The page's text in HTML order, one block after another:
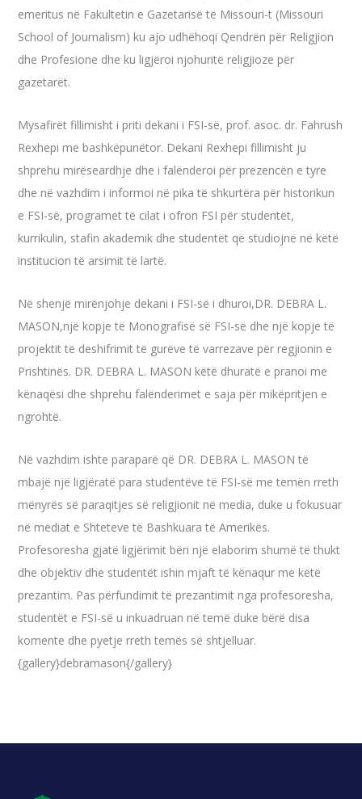
emeritus në Fakultetin e Gazetarisë të Missouri-t (Missouri
School of Journalism) ku ajo udhëhoqi Qendrën për Religjion
dhe Profesione dhe ku ligjëroi njohuritë religjioze për
gazetarët.
Mysafirët fillimisht i priti dekani i FSI-së, prof. asoc. dr. Fahrush
Rexhepi me bashkëpunëtor. Dekani Rexhepi fillimisht ju
shprehu mirëseardhje dhe i falënderoi për prezencën e tyre
dhe në vazhdim i informoi në pika të shkurtëra për historikun
e FSI-së, programet të cilat i ofron FSI për studentët,
kurrikulin, stafin akademik dhe studentët që studiojnë në këtë
institucion të arsimit të lartë.
Në shenjë mirënjohje dekani i FSI-së i dhuroi,DR. DEBRA L.
MASON,një kopje të Monografisë së FSI-së dhe një kopje të
projektit të deshifrimit të gurëve të varrezave për regjionin e
Prishtinës. DR. DEBRA L. MASON këtë dhuratë e pranoi me
kënaqësi dhe shprehu falënderimet e saja për mikëpritjen e
ngrohtë.
Në vazhdim ishte paraparë që DR. DEBRA L. MASON të
mbajë një ligjëratë para studentëve të FSI-së me temën rreth
mënyrës së paraqitjes së religjionit në media, duke u fokusuar
në mediat e Shteteve të Bashkuara të Amerikës.
Profesoresha gjatë ligjërimit bëri një elaborim shumë të thukt
dhe objektiv dhe studentët ishin mjaft të kënaqur me këtë
prezantim. Pas përfundimit të prezantimit nga profesoresha,
studentët e FSI-së u inkuadruan në temë duke bërë disa
komente dhe pyetje rreth temës së shtjelluar.
{gallery}debramason{/gallery}